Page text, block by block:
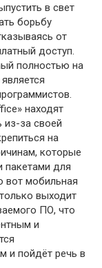
в свет
борьбу
от
доступ.
полностью на
находят
из-за своей
на
которые
для
вот мобильная
выходит
ПО, что
и
и пойдёт речь в